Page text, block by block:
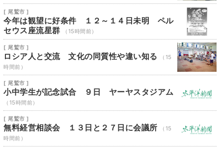
[ 尾鷲市 ]
今年は観望に好条件 １２～１４日未明 ペル
セウス座流星群
（15時間前）
[ 尾鷲市 ]
ロシア人と交流 文化の同質性や違い知る
（15
時間前）
[ 尾鷲市 ]
小中学生が記念試合 ９日 ヤーヤスタジアム
（15時間前）
[ 尾鷲市 ]
無料経営相談会 １３日と２７日に会議所
（15
時間前）